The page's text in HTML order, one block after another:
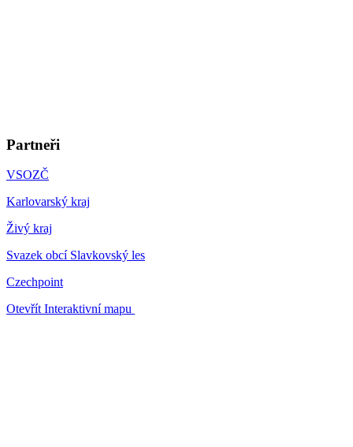
Partneři
VSOZČ
Karlovarský kraj
Živý kraj
Svazek obcí Slavkovský les
Czechpoint
Otevřít Interaktivní mapu